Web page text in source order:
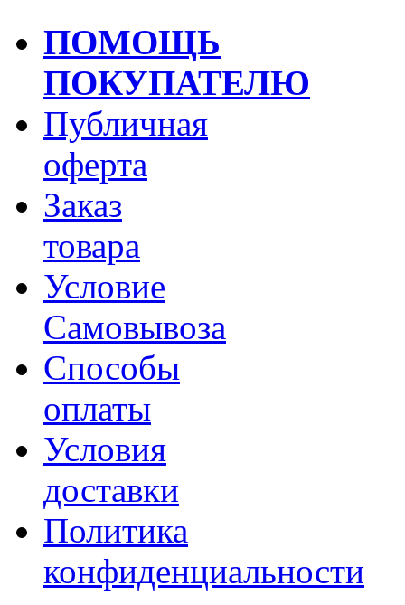
ПОМОЩЬ
ПОКУПАТЕЛЮ
Публичная
оферта
Заказ
товара
Условие
Самовывоза
Способы
оплаты
Условия
доставки
Политика
конфиденциальности